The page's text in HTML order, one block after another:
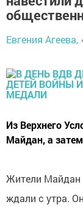
Евгения Агеева,
Из Верхнего
Майдан, а
Жители Майдан
ждали с утра.